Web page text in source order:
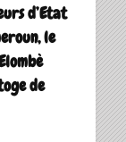
d’Etat
le
de